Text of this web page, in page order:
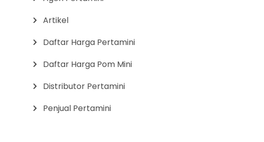
Artikel
Daftar Harga Pertamini
Daftar Harga Pom Mini
Distributor Pertamini
Penjual Pertamini